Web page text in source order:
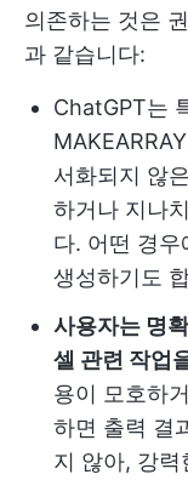
의존하는 것은
과 같습니다:
ChatGPT는
서화되지 않
하거나 지나
다. 어떤 경우
생성하기도
사용자는 명
셀 관련 작업
용이 모호하
하면 출력 결
지 않아, 강